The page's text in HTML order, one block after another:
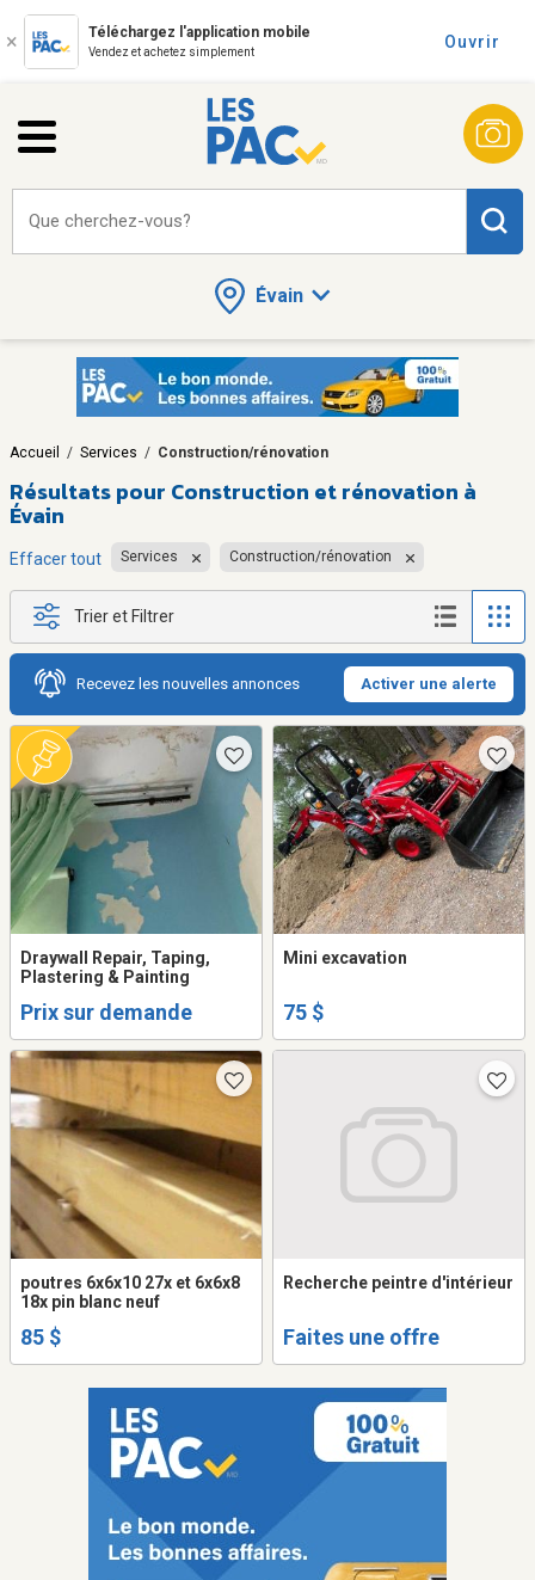
Téléchargez l'application mobile
Vendez et achetez simplement
Ouvrir
Évain
Que cherchez-vous?
Accueil / Services / Construction/rénovation
Résultats pour Construction et rénovation à
Évain
Effacer tout Services Construction/rénovation
Trier et Filtrer
Recevez les nouvelles annonces Activer une alerte
Draywall Repair, Taping,
Plastering & Painting
Prix sur demande
Mini excavation
75 $
poutres 6x6x10 27x et 6x6x8
18x pin blanc neuf
85 $
Recherche peintre d'intérieur
Faites une offre